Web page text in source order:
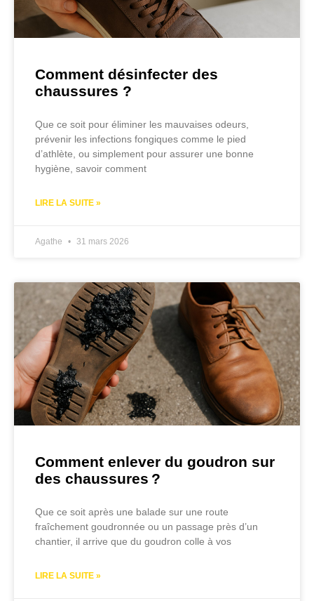
Comment désinfecter des
chaussures ?
Que ce soit pour éliminer les mauvaises odeurs,
prévenir les infections fongiques comme le pied
d’athlète, ou simplement pour assurer une bonne
hygiène, savoir comment
LIRE LA SUITE »
Agathe 31 mars 2026
Comment enlever du goudron sur
des chaussures ?
Que ce soit après une balade sur une route
fraîchement goudronnée ou un passage près d’un
chantier, il arrive que du goudron colle à vos
LIRE LA SUITE »